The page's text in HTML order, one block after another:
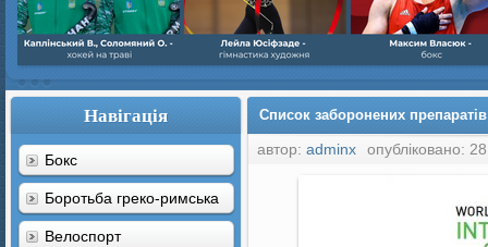
Навігація
Бокс
Боротьба греко-римська
Велоспорт
Список заборонених
автор: adminx опубліковано: